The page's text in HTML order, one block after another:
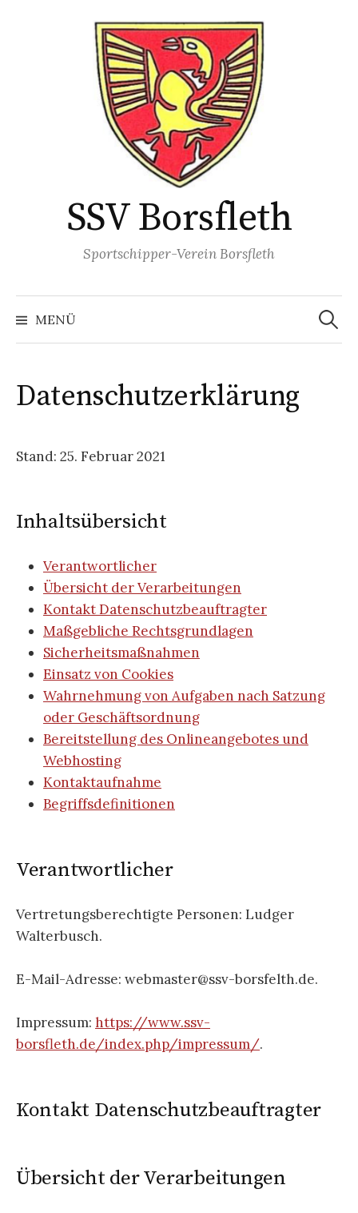
SSV Borsfleth
Sportschipper-Verein Borsfleth
MENÜ
Suchen
nach:
Datenschutzerklärung
Stand: 25. Februar 2021
Inhaltsübersicht
Verantwortlicher
Übersicht der Verarbeitungen
Kontakt Datenschutzbeauftragter
Maßgebliche Rechtsgrundlagen
Sicherheitsmaßnahmen
Einsatz von Cookies
Wahrnehmung von Aufgaben nach Satzung
oder Geschäftsordnung
Bereitstellung des Onlineangebotes und
Webhosting
Kontaktaufnahme
Begriffsdefinitionen
Verantwortlicher
Vertretungsberechtigte Personen: Ludger
Walterbusch.
E-Mail-Adresse: webmaster@ssv-borsfelth.de.
Impressum: https://www.ssv-
borsfleth.de/index.php/impressum/.
Kontakt Datenschutzbeauftragter
Übersicht der Verarbeitungen